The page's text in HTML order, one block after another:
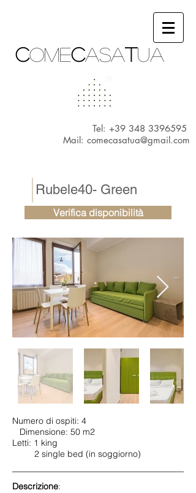
comecasatua
Tel: +39 348 3396595
Mail: comecasatua@gmail.com
Rubele40- Green
Verifica disponibilità
Numero di ospiti: 4
Dimensione: 50 m2
Letti: 1 king
2 single bed (in soggiorno)
Descrizione: